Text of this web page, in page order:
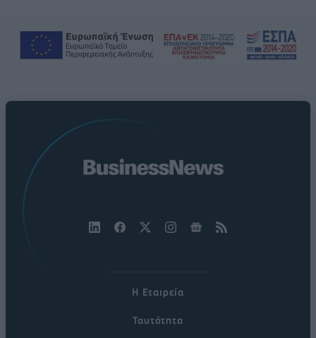
Η Εταιρεία
Ταυτότητα